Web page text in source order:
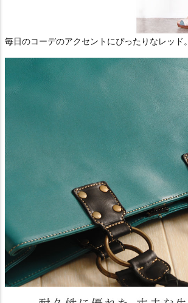
毎日のコーデのアクセントにぴったりなレッド。